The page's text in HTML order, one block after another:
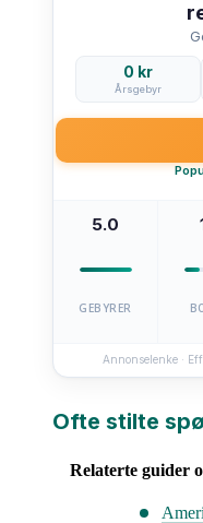
0 kr
Årsgebyr
5.0
GEBYRER
Annonselenke ·
Ofte stilte
Relaterte guider